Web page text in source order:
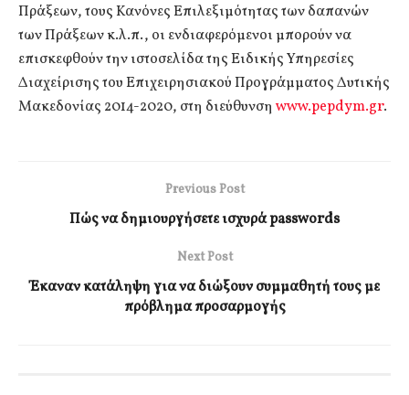
Πράξεων, τους Κανόνες Επιλεξιμότητας των δαπανών
των Πράξεων κ.λ.π., οι ενδιαφερόμενοι μπορούν να
επισκεφθούν την ιστοσελίδα της Ειδικής Υπηρεσίες
Διαχείρισης του Επιχειρησιακού Προγράμματος Δυτικής
Μακεδονίας 2014-2020, στη διεύθυνση www.pepdym.gr.
Previous Post
Πώς να δημιουργήσετε ισχυρά passwords
Next Post
Έκαναν κατάληψη για να διώξουν συμμαθητή τους με
πρόβλημα προσαρμογής